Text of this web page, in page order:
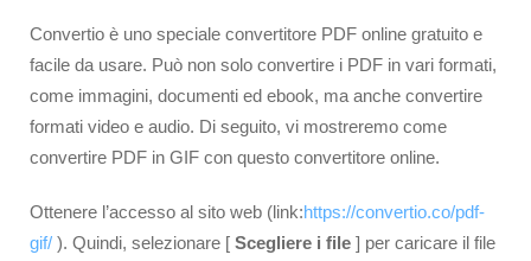
Convertio è uno speciale convertitore PDF online gratuito e
facile da usare. Può non solo convertire i PDF in vari formati,
come immagini, documenti ed ebook, ma anche convertire
formati video e audio. Di seguito, vi mostreremo come
convertire PDF in GIF con questo convertitore online.
Ottenere l’accesso al sito web (link:https://convertio.co/pdf-
gif/ ). Quindi, selezionare [ Scegliere i file ] per caricare il file